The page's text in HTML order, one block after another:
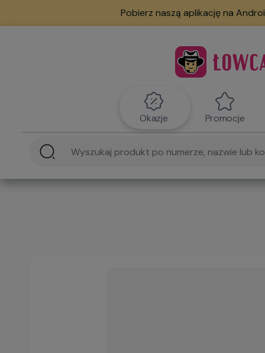
Pobierz naszą aplikację na
Okazje Promocje